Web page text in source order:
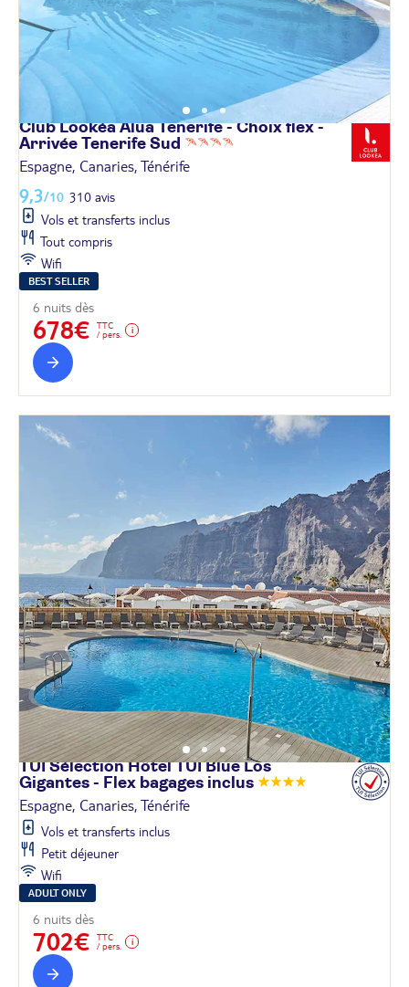
Club Lookéa Alua Tenerife - Choix flex -
Arrivée Tenerife Sud
Espagne, Canaries, Ténérife
9,3/10 310 avis
Vols et transferts inclus
Tout compris
Wifi
BEST SELLER
6 nuits dès
678€
TTC
/ pers.
TUI Sélection Hôtel TUI Blue Los
Gigantes - Flex bagages inclus
Espagne, Canaries, Ténérife
Vols et transferts inclus
Petit déjeuner
Wifi
ADULT ONLY
6 nuits dès
702€
TTC
/ pers.